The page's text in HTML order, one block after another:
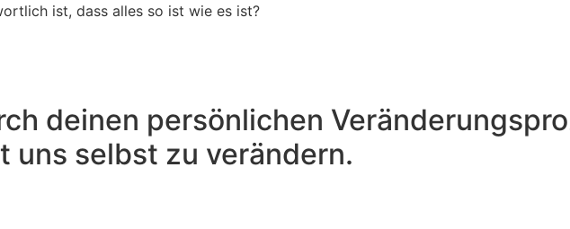
ist, dass alles so ist wie es ist?
deinen persönlichen
uns selbst zu verändern.